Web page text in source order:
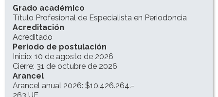
INFORMACIÓN DEL PROGRAMA
Grado académico
Título Profesional de Especialista en Periodoncia
Acreditación
Acreditado
Periodo de postulación
Inicio: 10 de agosto de 2026
Cierre: 31 de octubre de 2026
Arancel
Arancel anual 2026: $10.426.264.-